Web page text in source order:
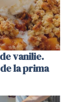
vanilie.
la prima